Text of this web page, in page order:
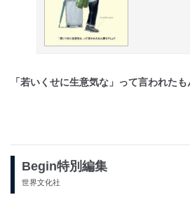
「若いくせに生意気な」って言われた
Begin特別編集
世界文化社